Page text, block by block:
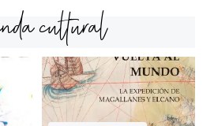
cultural